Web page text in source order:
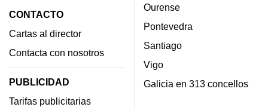
CONTACTO
Cartas al director
Contacta con nosotros
PUBLICIDAD
Tarifas publicitarias
Ourense
Pontevedra
Santiago
Vigo
Galicia en 313 concellos